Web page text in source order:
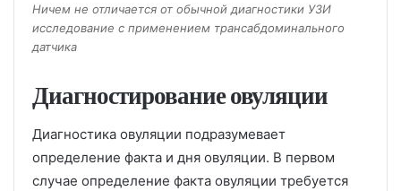
Ничем не отличается от обычной диагностики УЗИ
исследование с применением трансабдоминального
датчика
Диагностирование овуляции
Диагностика овуляции подразумевает
определение факта и дня овуляции. В первом
случае определение факта овуляции требуется